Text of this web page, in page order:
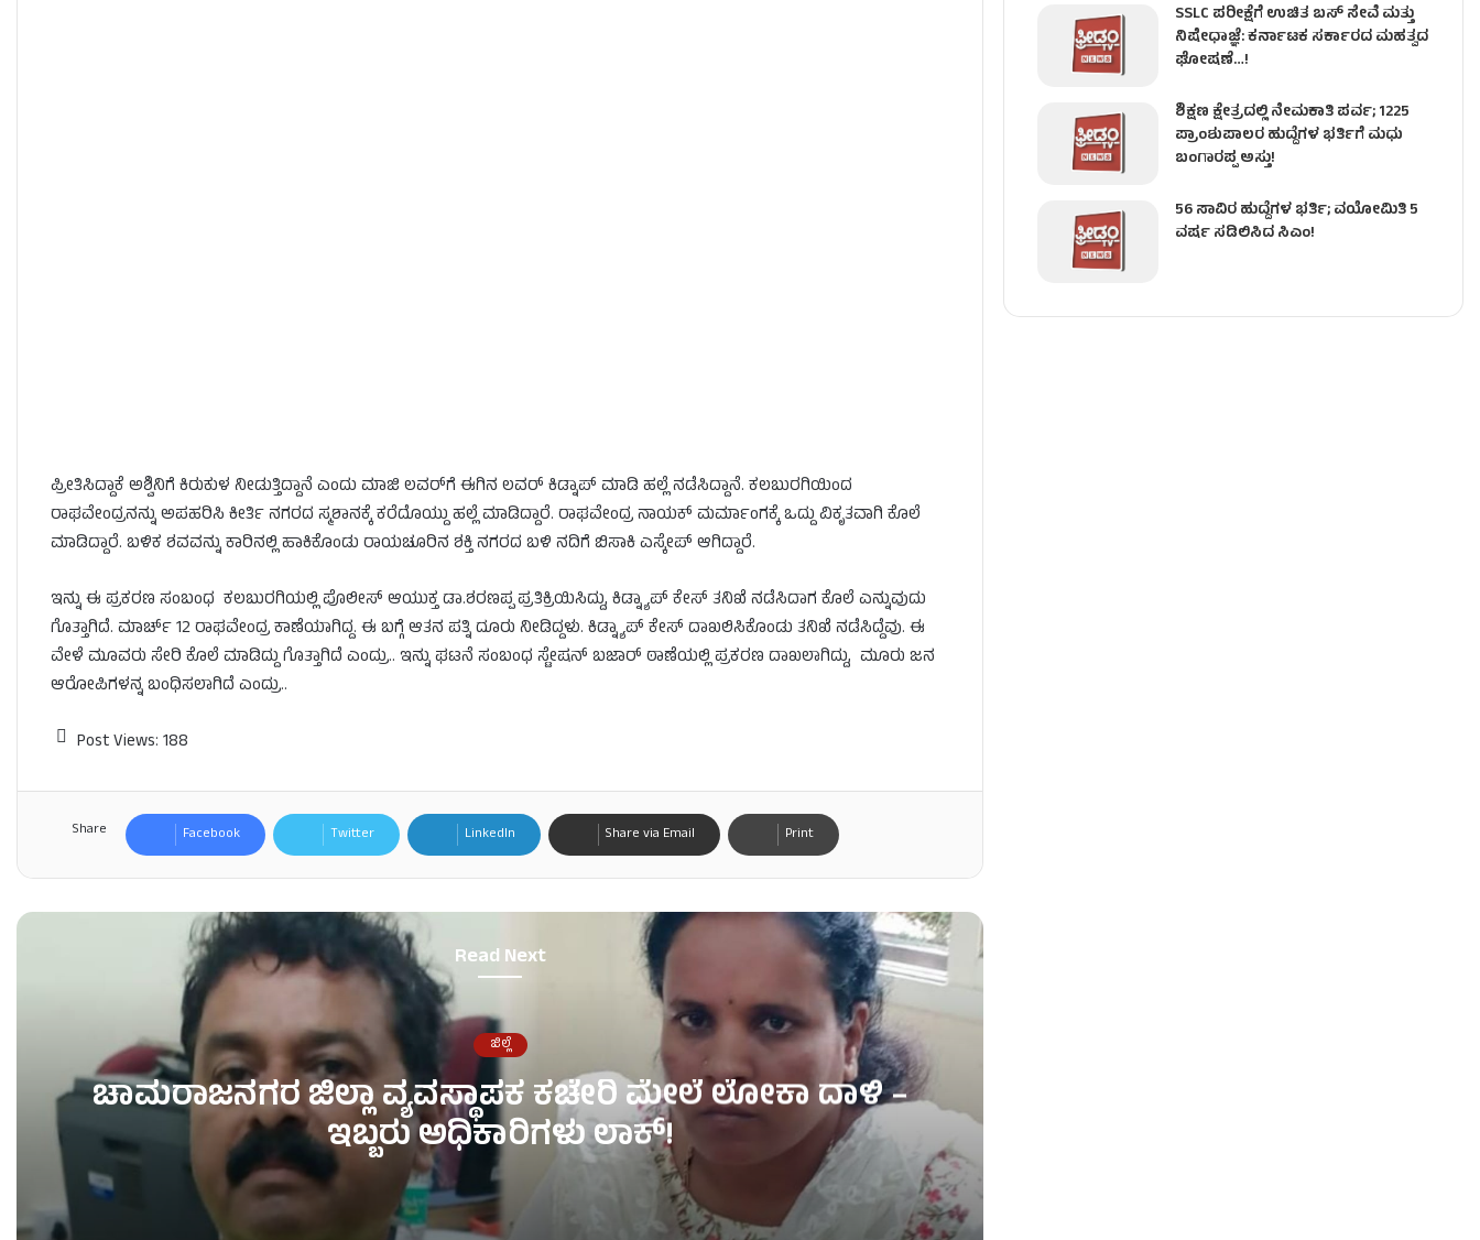
ಪ್ರೀತಿಸಿದ್ದಾಕೆ ಅಶ್ವಿನಿಗೆ ಕಿರುಕುಳ ನೀಡುತ್ತಿದ್ದಾನೆ ಎಂದು ಮಾಜಿ ಲವರ್​​ಗೆ ಈಗಿನ ಲವರ್​​ ಕಿಡ್ನಾಪ್​ ಮಾಡಿ ಹಲ್ಲೆ ನಡೆಸಿದ್ದಾನೆ. ಕಲಬುರಗಿಯಿಂದ
ರಾಘವೇಂದ್ರನನ್ನು ಅಪಹರಿಸಿ ಕೀರ್ತಿ ನಗರದ ಸ್ಮಶಾನಕ್ಕೆ ಕರೆದೊಯ್ದು ಹಲ್ಲೆ ಮಾಡಿದ್ದಾರೆ. ರಾಘವೇಂದ್ರ ನಾಯಕ್ ಮರ್ಮಾಂಗಕ್ಕೆ ಒದ್ದು ವಿಕೃತವಾಗಿ ಕೊಲೆ
ಮಾಡಿದ್ದಾರೆ. ಬಳಿಕ ಶವವನ್ನು ಕಾರಿನಲ್ಲಿ ಹಾಕಿಕೊಂಡು ರಾಯಚೂರಿನ ಶಕ್ತಿ ನಗರದ ಬಳಿ ನದಿಗೆ ಬಿಸಾಕಿ ಎಸ್ಕೇಪ್​ ಆಗಿದ್ದಾರೆ.
ಇನ್ನು ಈ ಪ್ರಕರಣ ಸಂಬಂಧ ಕಲಬುರಗಿಯಲ್ಲಿ ಪೊಲೀಸ್ ಆಯುಕ್ತ ಡಾ.ಶರಣಪ್ಪ ಪ್ರತಿಕ್ರಿಯಿಸಿದ್ದು, ಕಿಡ್ನ್ಯಾಪ್ ಕೇಸ್ ತನಿಖೆ ನಡೆಸಿದಾಗ ಕೊಲೆ ಎನ್ನುವುದು
ಗೊತ್ತಾಗಿದೆ. ಮಾರ್ಚ್​ 12 ರಾಘವೇಂದ್ರ ಕಾಣೆಯಾಗಿದ್ದ. ಈ ಬಗ್ಗೆ ಆತನ ಪತ್ನಿ ದೂರು ನೀಡಿದ್ದಳು. ಕಿಡ್ನ್ಯಾಪ್ ಕೇಸ್ ದಾಖಲಿಸಿಕೊಂಡು ತನಿಖೆ ನಡೆಸಿದ್ದೆವು. ಈ
ವೇಳೆ ಮೂವರು ಸೇರಿ ಕೊಲೆ ಮಾಡಿದ್ದು ಗೊತ್ತಾಗಿದೆ ಎಂದ್ರು.. ಇನ್ನು ಘಟನೆ ಸಂಬಂಧ ಸ್ಟೇಷನ್​ ಬಜಾರ್​ ಠಾಣೆಯಲ್ಲಿ ಪ್ರಕರಣ ದಾಖಲಾಗಿದ್ದು, ಮೂರು ಜನ
ಆರೋಪಿಗಳನ್ನ ಬಂಧಿಸಲಾಗಿದೆ ಎಂದ್ರು..
Post Views: 188
Share Facebook Twitter LinkedIn Share via Email Print
Read Next
ಜಿಲ್ಲೆ
ಚಾಮರಾಜನಗರ ಜಿಲ್ಲಾ ವ್ಯವಸ್ಥಾಪಕ ಕಚೇರಿ ಮೇಲೆ ಲೋಕಾ ದಾಳಿ –
ಇಬ್ಬರು ಅಧಿಕಾರಿಗಳು ಲಾಕ್​​!
SSLC ಪರೀಕ್ಷೆಗೆ ಉಚಿತ ಬಸ್ ಸೇವೆ ಮತ್ತು
ನಿಷೇಧಾಜ್ಞೆ: ಕರ್ನಾಟಕ ಸರ್ಕಾರದ ಮಹತ್ವದ
ಘೋಷಣೆ…!
ಶಿಕ್ಷಣ ಕ್ಷೇತ್ರದಲ್ಲಿ ನೇಮಕಾತಿ ಪರ್ವ; 1225
ಪ್ರಾಂಶುಪಾಲರ ಹುದ್ದೆಗಳ ಭರ್ತಿಗೆ ಮಧು
ಬಂಗಾರಪ್ಪ ಅಸ್ತು!
56 ಸಾವಿರ ಹುದ್ದೆಗಳ ಭರ್ತಿ; ವಯೋಮಿತಿ 5
ವರ್ಷ ಸಡಿಲಿಸಿದ ಸಿಎಂ!